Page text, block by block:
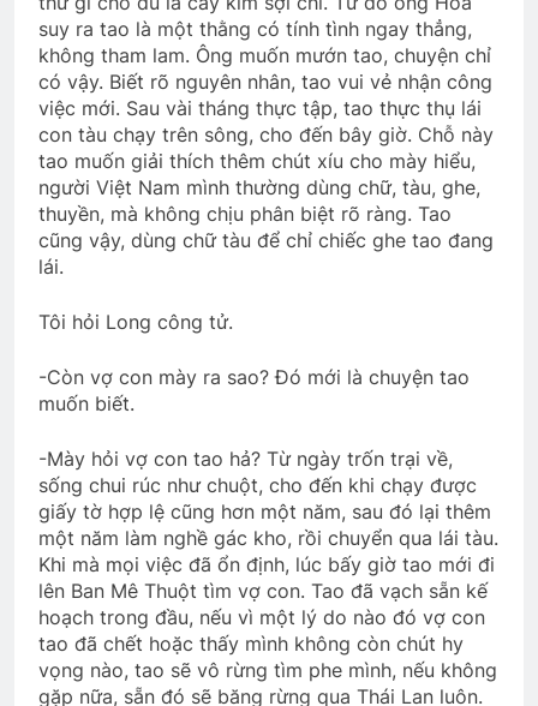
suy ra tao là một thằng có tính tình ngay thẳng,
không tham lam. Ông muốn mướn tao, chuyện chỉ
có vậy. Biết rõ nguyên nhân, tao vui vẻ nhận công
việc mới. Sau vài tháng thực tập, tao thực thụ lái
con tàu chạy trên sông, cho đến bây giờ. Chỗ này
tao muốn giải thích thêm chút xíu cho mày hiểu,
người Việt Nam mình thường dùng chữ, tàu, ghe,
thuyền, mà không chịu phân biệt rõ ràng. Tao
cũng vậy, dùng chữ tàu để chỉ chiếc ghe tao đang
lái.
Tôi hỏi Long công tử.
-Còn vợ con mày ra sao? Đó mới là chuyện tao
muốn biết.
-Mày hỏi vợ con tao hả? Từ ngày trốn trại về,
sống chui rúc như chuột, cho đến khi chạy được
giấy tờ hợp lệ cũng hơn một năm, sau đó lại thêm
một năm làm nghề gác kho, rồi chuyển qua lái tàu.
Khi mà mọi việc đã ổn định, lúc bấy giờ tao mới đi
lên Ban Mê Thuột tìm vợ con. Tao đã vạch sẵn kế
hoạch trong đầu, nếu vì một lý do nào đó vợ con
tao đã chết hoặc thấy mình không còn chút hy
vọng nào, tao sẽ vô rừng tìm phe mình, nếu không
gặp nữa, sẵn đó sẽ băng rừng qua Thái Lan luôn.